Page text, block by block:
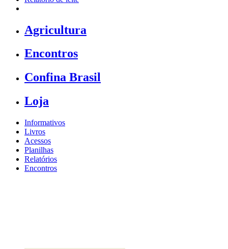
Agricultura
Encontros
Confina Brasil
Loja
Informativos
Livros
Acessos
Planilhas
Relatórios
Encontros